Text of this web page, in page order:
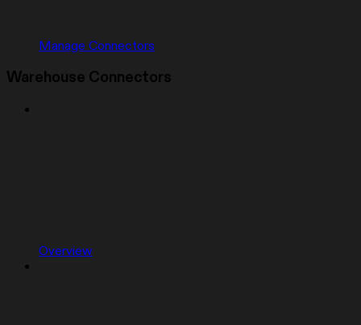
Manage Connectors
Warehouse Connectors
Overview